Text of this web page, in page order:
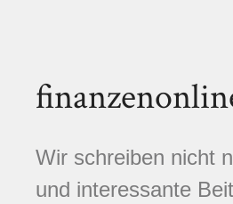
Wir schreiben nicht
und interessante